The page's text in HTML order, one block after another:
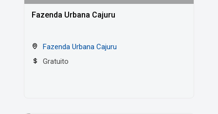
Fazenda Urbana Cajuru
Fazenda Urbana Cajuru
Gratuito